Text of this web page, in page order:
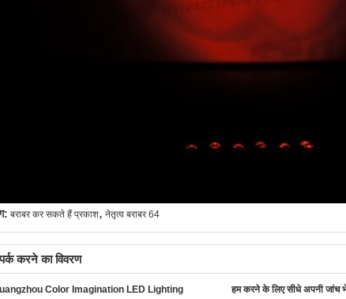
बराबर कर सकते हैं प्रकाश, नेतृत्व बराबर 64
करने का विवरण
Color Imagination LED Lighting
हम करने के लिए सीधे अपनी जांच